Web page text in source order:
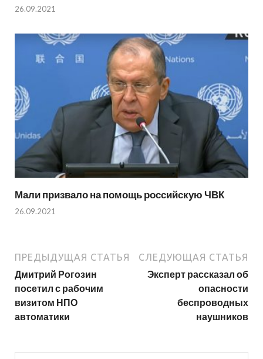
26.09.2021
Мали призвало на помощь российскую ЧВК
26.09.2021
ПРЕДЫДУЩАЯ СТАТЬЯ
Дмитрий Рогозин
посетил с рабочим
визитом НПО
автоматики
СЛЕДУЮЩАЯ СТАТЬЯ
Эксперт рассказал об
опасности
беспроводных
наушников